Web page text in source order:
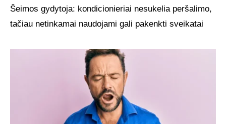
Šeimos gydytoja: kondicionieriai nesukelia peršalimo,
tačiau netinkamai naudojami gali pakenkti sveikatai